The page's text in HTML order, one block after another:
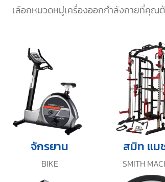
เลือกหมวดหมู่เครื่องออกกำลังกายที่คุณ
BIKE
จักรยาน
SMITH
สมิท แม